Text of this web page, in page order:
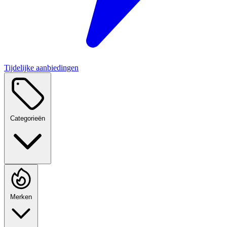
Tijdelijke aanbiedingen
Categorieën
Merken